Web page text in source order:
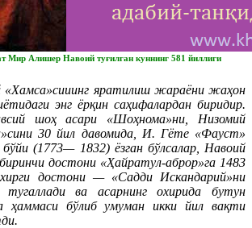
Мир Алишер Навоий туғилган куннинг 581 йиллиги
яратилиш жараёни жаҳон
энг ёрқин саҳифалардан биридир.
шоҳ асари «Шоҳнома»ни, Низомий
30 йил давомида, И. Гёте «Фауст»
(1773— 1832) ёзган бўлсалар, Навоий
достони «Ҳайратул-аброр»га 1483
достони — «Садди Искандарий»ни
ва асарнинг охирида бутун
ҳаммаси бўлиб умуман икки йил вақти